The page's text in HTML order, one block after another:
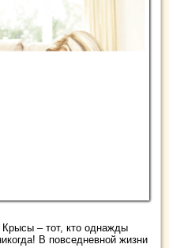
– тот, кто однажды
В повседневной жизни